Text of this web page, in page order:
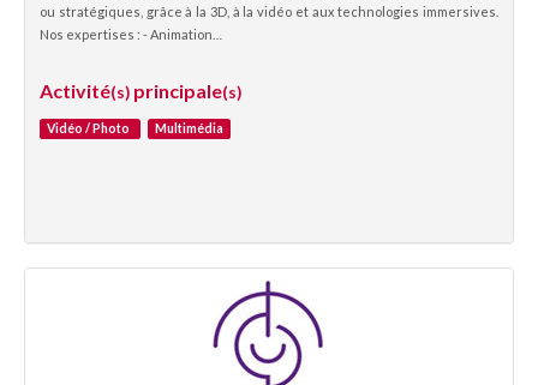
ou stratégiques, grâce à la 3D, à la vidéo et aux technologies immersives.
Nos expertises : - Animation…
Activité(s) principale(s)
Vidéo / Photo Multimédia